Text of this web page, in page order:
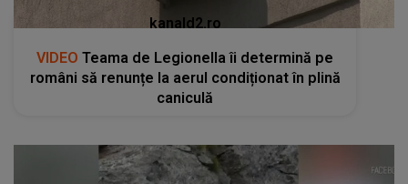
kanald2.ro
VIDEO Teama de Legionella îi determină pe
români să renunțe la aerul condiționat în plină
caniculă